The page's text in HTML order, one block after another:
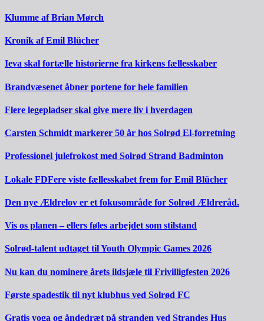
Klumme af Brian Mørch
Kronik af Emil Blücher
Ieva skal fortælle historierne fra kirkens fællesskaber
Brandvæsenet åbner portene for hele familien
Flere legepladser skal give mere liv i hverdagen
Carsten Schmidt markerer 50 år hos Solrød El-forretning
Professionel julefrokost med Solrød Strand Badminton
Lokale FDFere viste fællesskabet frem for Emil Blücher
Den nye Ældrelov er et fokusområde for Solrød Ældreråd.
Vis os planen – ellers føles arbejdet som stilstand
Solrød-talent udtaget til Youth Olympic Games 2026
Nu kan du nominere årets ildsjæle til Frivilligfesten 2026
Første spadestik til nyt klubhus ved Solrød FC
Gratis yoga og åndedræt på stranden ved Strandes Hus